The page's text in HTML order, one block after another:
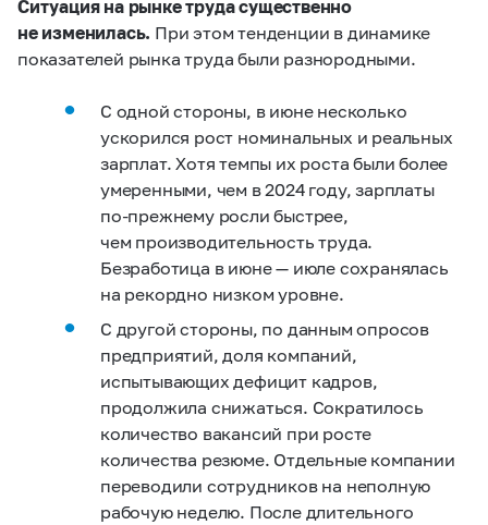
Ситуация на рынке труда существенно
не изменилась. При этом тенденции в динамике
показателей рынка труда были разнородными.
С одной стороны, в июне несколько
ускорился рост номинальных и реальных
зарплат. Хотя темпы их роста были более
умеренными, чем в 2024 году, зарплаты
по‑прежнему росли быстрее,
чем производительность труда.
Безработица в июне — июле сохранялась
на рекордно низком уровне.
С другой стороны, по данным опросов
предприятий, доля компаний,
испытывающих дефицит кадров,
продолжила снижаться. Сократилось
количество вакансий при росте
количества резюме. Отдельные компании
переводили сотрудников на неполную
рабочую неделю. После длительного